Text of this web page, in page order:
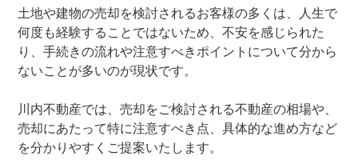
土地や建物の売却を検討されるお客様の多くは、人生で
何度も経験することではないため、不安を感じられた
り、手続きの流れや注意すべきポイントについて分から
ないことが多いのが現状です。
川内不動産では、売却をご検討される不動産の相場や、
売却にあたって特に注意すべき点、具体的な進め方など
を分かりやすくご提案いたします。